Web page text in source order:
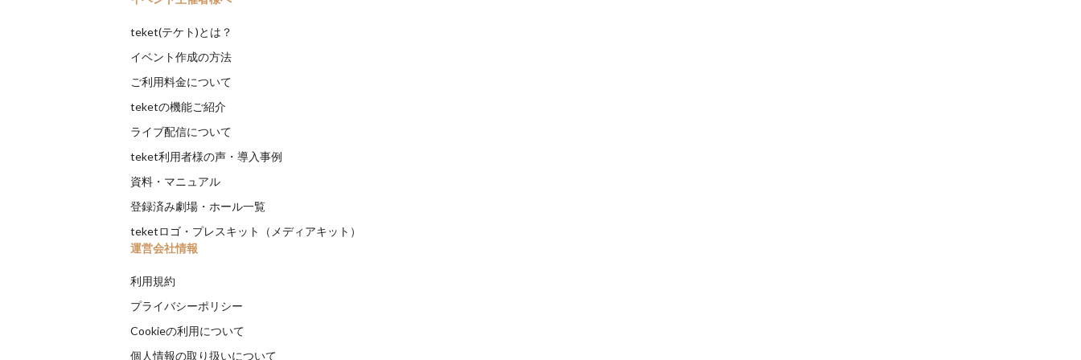
teket(テケト)とは？
イベント作成の方法
ご利用料金について
teketの機能ご紹介
ライブ配信について
teket利用者様の声・導入事例
資料・マニュアル
登録済み劇場・ホール一覧
teketロゴ・プレスキット（メディアキット）
運営会社情報
利用規約
プライバシーポリシー
Cookieの利用について
個人情報の取り扱いについて